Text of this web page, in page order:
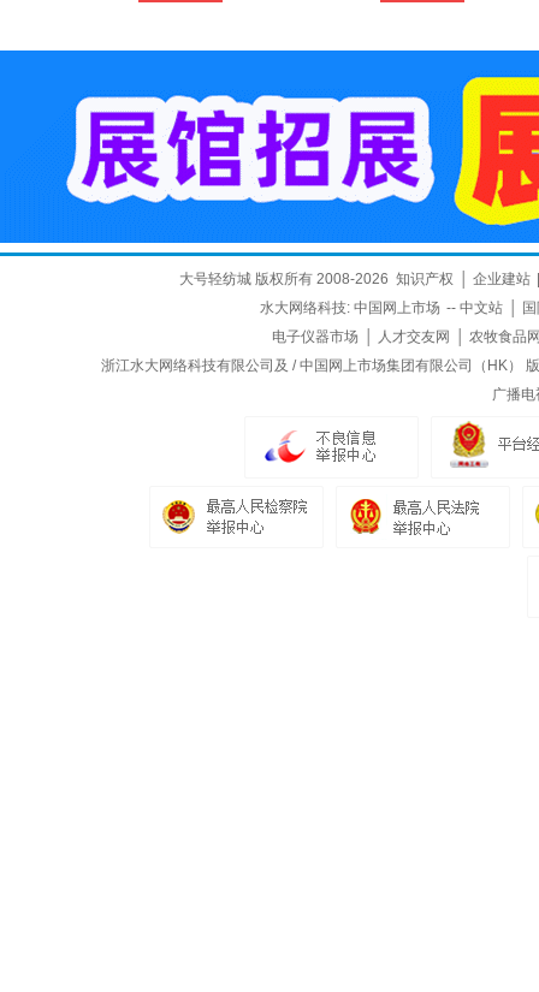
大号轻纺城 版权所有 2008-2026 知识产权 企业建站
水大网络科技: 中国网上市场 -- 中文站
电子仪器市场
人才交友网
农牧食品
浙江水大网络科技有限公司及 / 中国网上市场集团有限公司（HK）
广播